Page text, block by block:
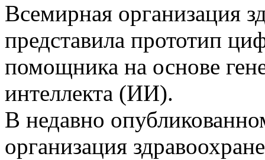
Всемирная организация
представила прототип
помощника на основе
интеллекта (ИИ).
В недавно
организация